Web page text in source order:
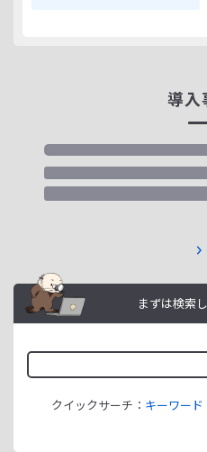
導入
まずは検索
クイックサーチ： キーワー